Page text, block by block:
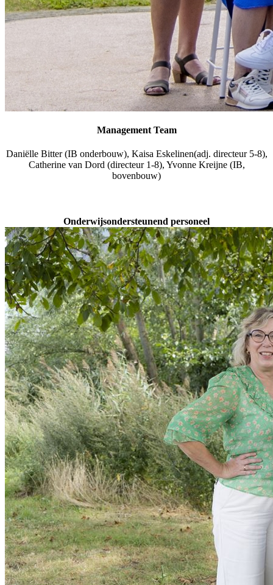
Management Team
Daniëlle Bitter (IB onderbouw), Kaisa Eskelinen(adj. directeur 5-8),
Catherine van Dord (directeur 1-8), Yvonne Kreijne (IB,
bovenbouw)
Onderwijsondersteunend personeel